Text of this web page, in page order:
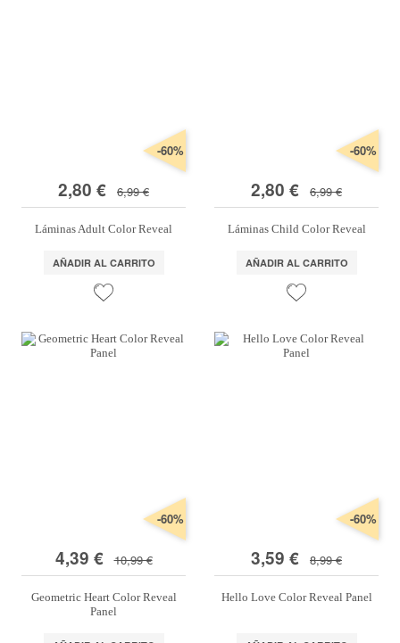
2,80 € 6,99 €
-60%
Láminas Adult Color Reveal
AÑADIR AL CARRITO
2,80 € 6,99 €
-60%
Láminas Child Color Reveal
AÑADIR AL CARRITO
4,39 € 10,99 €
-60%
Geometric Heart Color Reveal
Panel
3,59 € 8,99 €
-60%
Hello Love Color Reveal Panel